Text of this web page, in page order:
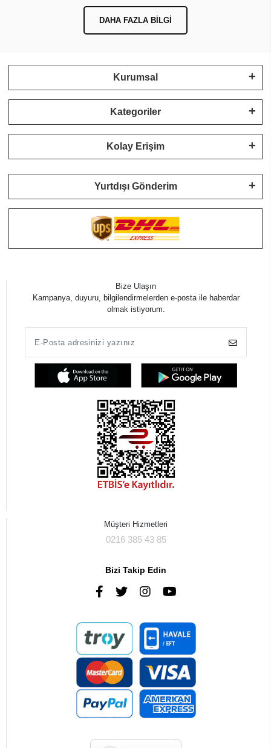
DAHA FAZLA BILGI
Kurumsal
Kategoriler
Kolay Erişim
Yurtdışı Gönderim
Bize Ulaşın
Kampanya, duyuru, bilgilendirmelerden e-posta ile haberdar
olmak istiyorum.
Müşteri Hizmetleri
0216 385 43 85
Bizi Takip Edin